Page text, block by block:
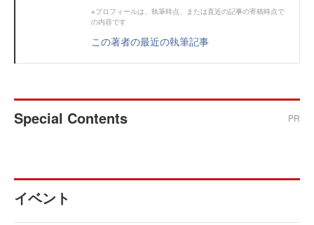
※プロフィールは、執筆時点、または直近の記事の寄稿時点で
の内容です
この著者の最近の執筆記事
Special Contents PR
イベント